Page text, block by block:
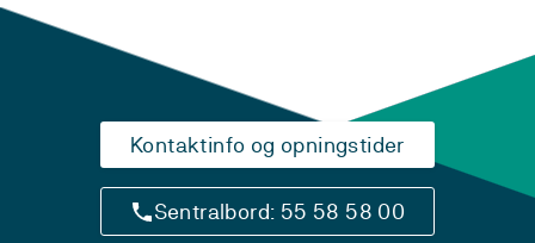
Kontaktinfo og opningstider
Sentralbord: 55 58 58 00